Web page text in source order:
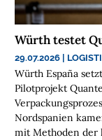
E
C
H
H
A
Würth testet
29.07.2026
Würth España
Pilotprojekt
Nordspanien
mit Methoden der